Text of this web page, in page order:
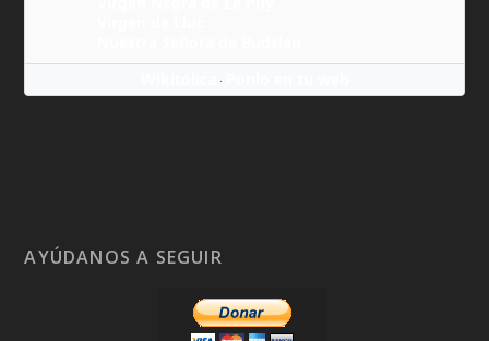
·
AYÚDANOS A SEGUIR